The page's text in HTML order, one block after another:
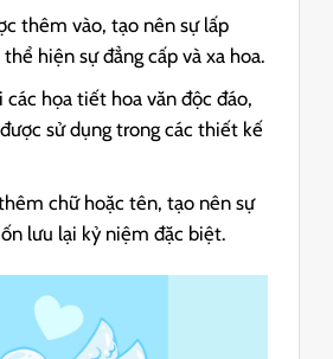
thêm vào, tạo nên sự lấp
hiện sự đẳng cấp và xa hoa.
họa tiết hoa văn độc đáo,
sử dụng trong các thiết kế
chữ hoặc tên, tạo nên sự
lưu lại kỷ niệm đặc biệt.